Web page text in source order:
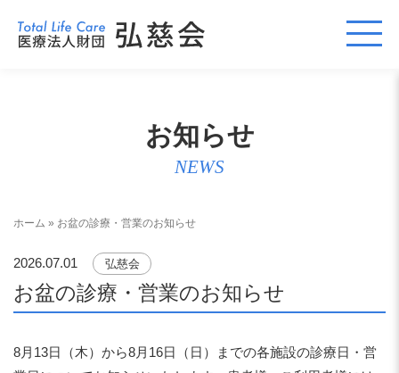
お知らせ
NEWS
ホーム » お盆の診療・営業のお知らせ
2026.07.01 弘慈会
お盆の診療・営業のお知らせ
8月13日（木）から8月16日（日）までの各施設の診療日・営